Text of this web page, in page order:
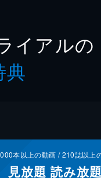
イアルの
典
本以上の動画 /210誌以上
見放題 読み放題